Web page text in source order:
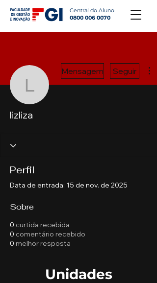
Central do Aluno
0800 006 0070
lizliza
Mensagem Seguir
lizliza
Perfil
Data de entrada: 15 de nov. de 2025
Sobre
0 curtida recebida
0 comentário recebido
0 melhor resposta
Unidades